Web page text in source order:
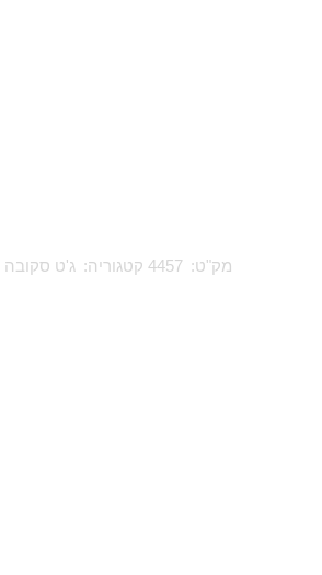
מק"ט: 4457 קטגוריה: ג'ט סקובה